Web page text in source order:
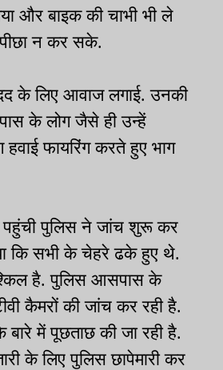
और बाइक की चाभी भी ले
न कर सके.
के लिए आवाज लगाई. उनकी
के लोग जैसे ही उन्हें
फायरिंग करते हुए भाग
पहुंची पुलिस ने जांच शुरू कर
कि सभी के चेहरे ढके हुए थे.
है. पुलिस आसपास के
कैमरों की जांच कर रही है.
बारे में पूछताछ की जा रही है.
के लिए पुलिस छापेमारी कर